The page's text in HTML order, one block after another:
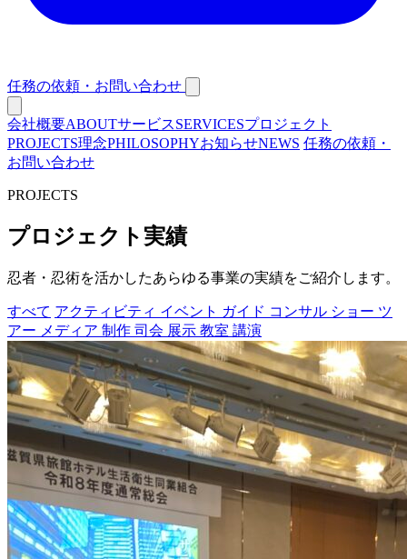
任務の依頼・お問い合わせ
会社概要ABOUTサービスSERVICESプロジェクト
PROJECTS理念PHILOSOPHYお知らせNEWS 任務の依頼・
お問い合わせ
PROJECTS
プロジェクト実績
忍者・忍術を活かしたあらゆる事業の実績をご紹介します。
すべて アクティビティ イベント ガイド コンサル ショー ツ
アー メディア 制作 司会 展示 教室 講演